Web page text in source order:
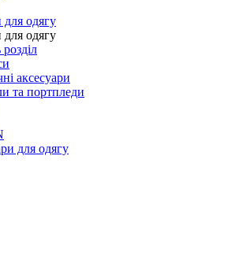
для одягу
для одягу
аксесуари
та портпледи